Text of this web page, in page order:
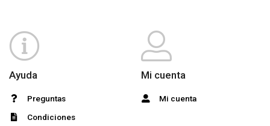
Ayuda
Preguntas
Condiciones
Mi cuenta
Mi cuenta